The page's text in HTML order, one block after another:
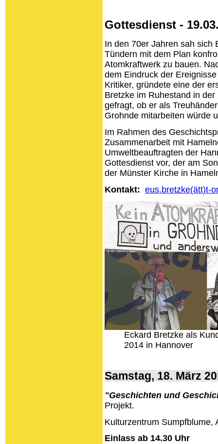
Gottesdienst -
In den 70er Jahren sah sich
Tündern mit dem Plan
Atomkraftwerk zu bauen.
dem Eindruck der
Kritiker, gründete eine der
Bretzke im Ruhestand in
gefragt, ob er als
Grohnde mitarbeiten würde
Im Rahmen des
Zusammenarbeit mit
Umweltbeauftragten der
Gottesdienst vor, der am
der Münster Kirche in
Kontakt: eus.bretzke(ätt)t-
Eckard Bretzke als
2014 in Hannover
Samstag, 18. März
"Geschichten und
Projekt.
Kulturzentrum Sumpfblume,
Einlass ab 14.30 Uhr